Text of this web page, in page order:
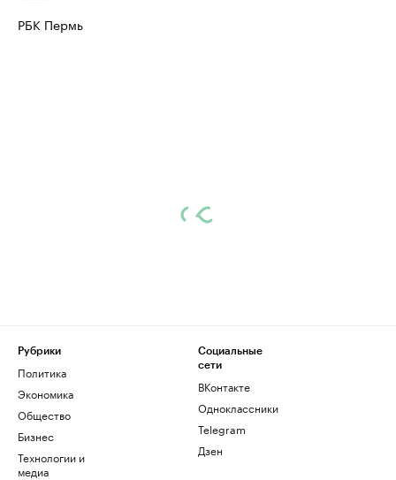
РБК Пермь
Рубрики
Политика
Экономика
Общество
Бизнес
Технологии и
медиа
Социальные
сети
ВКонтакте
Одноклассники
Telegram
Дзен